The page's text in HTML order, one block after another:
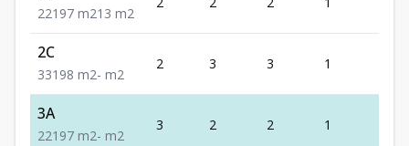
221 97 m213 m2
2C
331 98 m2- m2
2 3 3 1
3A
221 97 m2- m2
3 2 2 1